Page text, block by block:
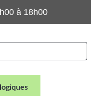
à 18h00